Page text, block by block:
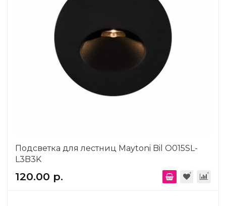
Подсветка для лестниц Maytoni Bil O015SL-
L3B3K
120.00 р.